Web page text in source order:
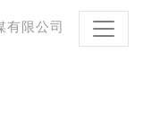
有限公司